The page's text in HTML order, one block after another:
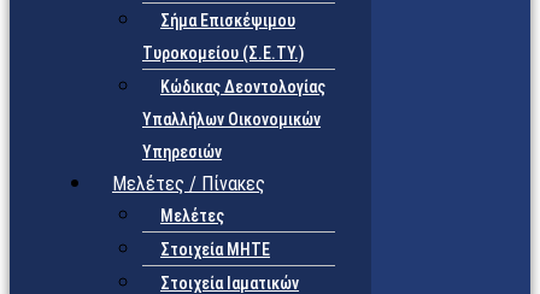
Σήμα Επισκέψιμου
Τυροκομείου (Σ.Ε.TY.)
Κώδικας Δεοντολογίας
Υπαλλήλων Οικονομικών
Υπηρεσιών
Μελέτες / Πίνακες
Μελέτες
Στοιχεία ΜΗΤΕ
Στοιχεία Ιαματικών